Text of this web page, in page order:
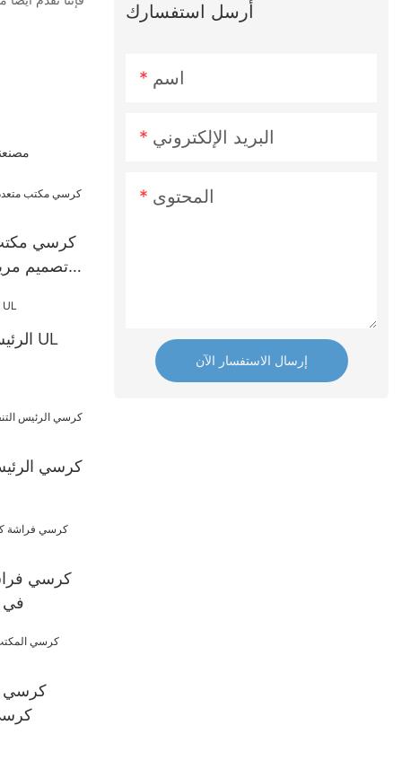
كرسي
تصميم
الرئيس التنفيذي لرئيس UL
كرسي
كرسي
في
كرسي
أرسل استفسارك
اسم
البريد الإلكتروني
المحتوى
إرسال الاستفسار الآن